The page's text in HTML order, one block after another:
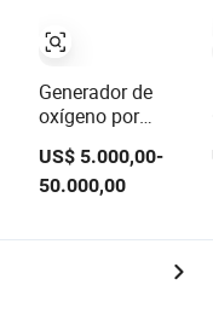
Generador de
oxígeno por
oscilación de
presión de China
de monitoreo en
US$ 5.000,00-
50.000,00